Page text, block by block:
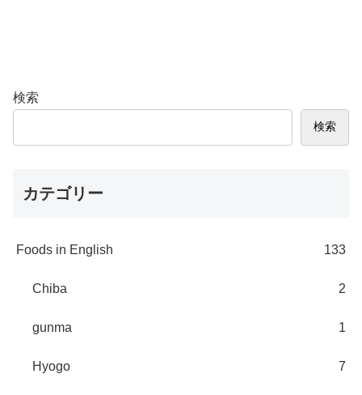
検索
検索
カテゴリー
Foods in English 133
Chiba 2
gunma 1
Hyogo 7